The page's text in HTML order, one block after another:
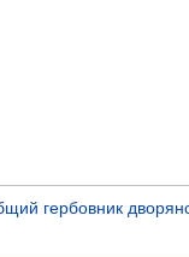
гербовник